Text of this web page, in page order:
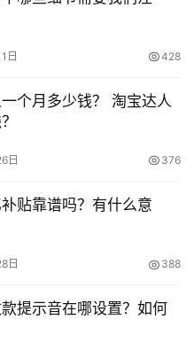
吗？还有哪些方面的扶
不交税会被查吗？
的区别是什么？怎么运
立场，作者：欧阳, 微澜，如
自发贡献，该文观点仅代表
间服务，不拥有所有权，不
涉嫌抄袭侵权/违法违规的内
日 428
个月多少钱？ 淘宝达人
日 376
贴靠谱吗？有什么意
日 388
提示音在哪设置？如何